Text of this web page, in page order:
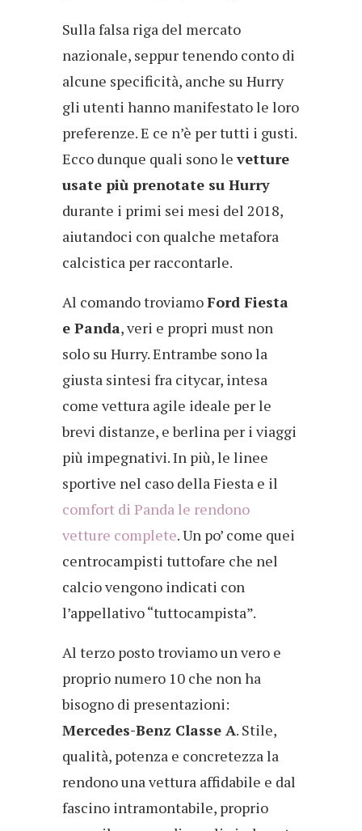
Sulla falsa riga del mercato
nazionale, seppur tenendo conto di
alcune specificità, anche su Hurry
gli utenti hanno manifestato le loro
preferenze. E ce n’è per tutti i gusti.
Ecco dunque quali sono levetture
usate più prenotate su Hurry
durante i primi sei mesi del 2018,
aiutandoci con qualche metafora
calcistica per raccontarle.
Al comando troviamoFord Fiesta
e Panda, veri e propri must non
solo su Hurry. Entrambe sono la
giusta sintesi fra citycar, intesa
come vettura agile ideale per le
brevi distanze, e berlina per i viaggi
più impegnativi. In più, le linee
sportive nel caso della Fiesta e il
comfort di Panda le rendono
vetture complete. Un po’ come quei
centrocampisti tuttofare che nel
calcio vengono indicati con
l’appellativo “tuttocampista”.
Al terzo posto troviamo un vero e
proprio numero 10 che non ha
bisogno di presentazioni:
Mercedes-Benz Classe A. Stile,
qualità, potenza e concretezza la
rendono una vettura affidabile e dal
fascino intramontabile, proprio